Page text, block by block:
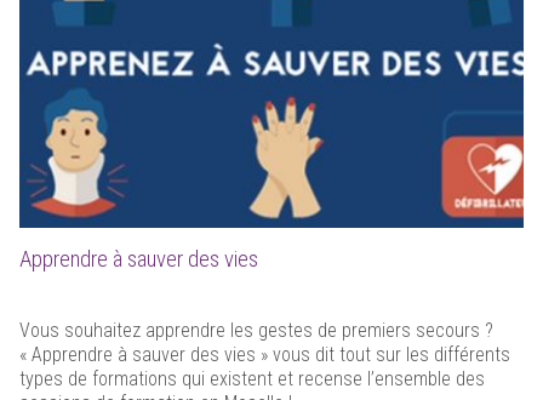
Apprendre à sauver des vies
Vous souhaitez apprendre les gestes de premiers secours ?
« Apprendre à sauver des vies » vous dit tout sur les différents
types de formations qui existent et recense l’ensemble des